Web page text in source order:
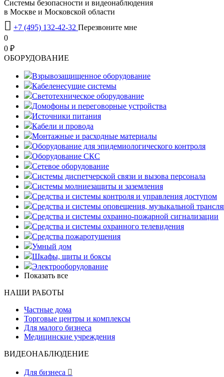
Системы безопасности и видеонаблюдения
в Москве и Московской области
 +7 (495) 132-42-32 Перезвоните мне
0
0 ₽
OБОРУДОВАНИЕ
Взрывозащищенное оборудование
Кабеленесущие системы
Светотехническое оборудование
Домофоны и переговорные устройства
Источники питания
Кабели и провода
Монтажные и расходные материалы
Оборудование для эпидемиологического контроля
Оборудование СКС
Сетевое оборудование
Системы диспетчерской связи и вызова персонала
Системы молниезащиты и заземления
Средства и системы контроля и управления доступом
Средства и системы оповещения, музыкальной
Средства и системы охранно-пожарной сигнализации
Средства и системы охранного телевидения
Средства пожаротушения
Умный дом
Шкафы, щиты и боксы
Электрооборудование
Показать все
НАШИ РАБОТЫ
Частные дома
Торговые центры и комплексы
Для малого бизнеса
Медицинские учреждения
ВИДЕОНАБЛЮДЕНИЕ
Для бизнеса 